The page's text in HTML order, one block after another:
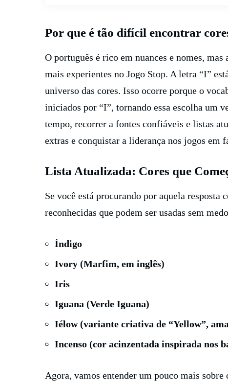
Por que é tão difícil encontrar
O português é rico em nuances e nomes,
mais experientes no Jogo Stop. A letra “I”
universo das cores. Isso ocorre porque o
iniciados por “I”, tornando essa escolha um
tempo, recorrer a fontes confiáveis e listas
extras e conquistar a liderança nos jogos em
Lista Atualizada: Cores que
Se você está procurando por aquela resposta
reconhecidas que podem ser usadas sem
Índigo
Ivory (Marfim, em inglês)
Iris
Iguana (Verde Iguana)
Iélow (variante criativa de “Yellow”,
Incenso (cor acinzentada inspirada nos
Agora, vamos entender um pouco mais